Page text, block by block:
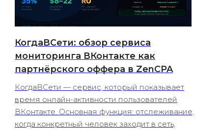
КогдаВСети: обзор сервиса
мониторинга ВКонтакте как
партнёрского оффера в ZenCPA
КогдаВСети — сервис, который показывает
время онлайн-активности пользователей
ВКонтакте. Основная функция: отслеживание,
когда конкретный человек заходит в сеть,